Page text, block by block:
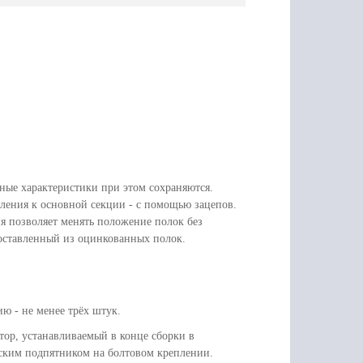
характеристики при этом сохраняются.
к основной секции - с помощью зацепов.
позволяет менять положение полок без
из оцинкованных полок.
- не менее трёх штук.
устанавливаемый в конце сборки в
подпятником на болтовом креплении.